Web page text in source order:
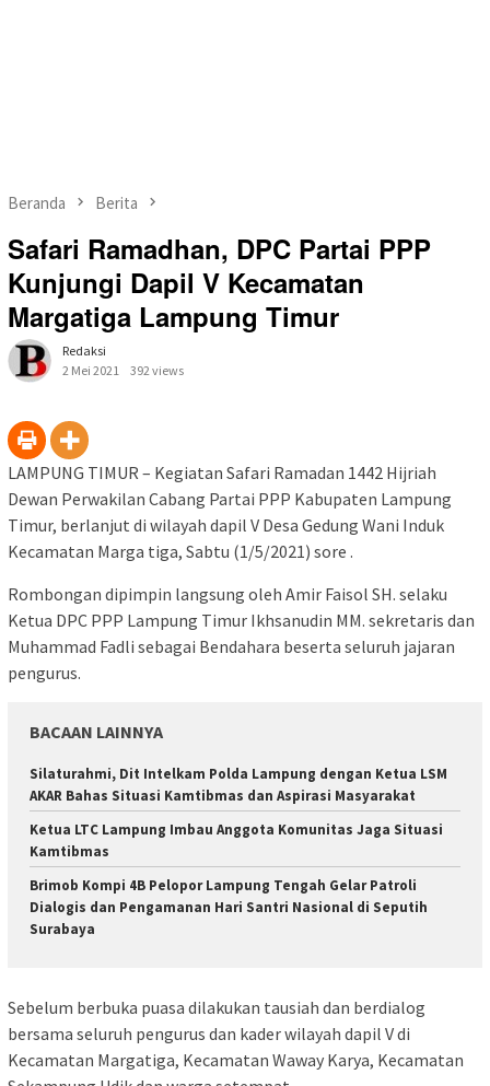
Beranda Berita
Safari Ramadhan, DPC Partai PPP
Kunjungi Dapil V Kecamatan
Margatiga Lampung Timur
Redaksi
2 Mei 2021
392 views
LAMPUNG TIMUR – Kegiatan Safari Ramadan 1442 Hijriah
Dewan Perwakilan Cabang Partai PPP Kabupaten Lampung
Timur, berlanjut di wilayah dapil V Desa Gedung Wani Induk
Kecamatan Marga tiga, Sabtu (1/5/2021) sore .
Rombongan dipimpin langsung oleh Amir Faisol SH. selaku
Ketua DPC PPP Lampung Timur Ikhsanudin MM. sekretaris dan
Muhammad Fadli sebagai Bendahara beserta seluruh jajaran
pengurus.
BACAAN LAINNYA
Silaturahmi, Dit Intelkam Polda Lampung dengan Ketua LSM
AKAR Bahas Situasi Kamtibmas dan Aspirasi Masyarakat
Ketua LTC Lampung Imbau Anggota Komunitas Jaga Situasi
Kamtibmas
Brimob Kompi 4B Pelopor Lampung Tengah Gelar Patroli
Dialogis dan Pengamanan Hari Santri Nasional di Seputih
Surabaya
Sebelum berbuka puasa dilakukan tausiah dan berdialog
bersama seluruh pengurus dan kader wilayah dapil V di
Kecamatan Margatiga, Kecamatan Waway Karya, Kecamatan